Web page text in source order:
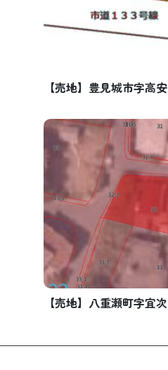
【売地】豊見城市字高安
【売地】八重瀬町字宜次